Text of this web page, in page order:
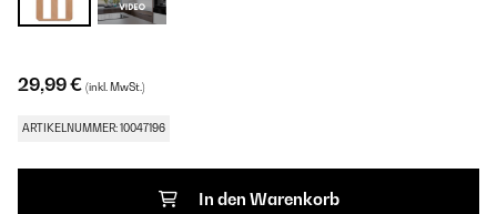
29,99 € (inkl. MwSt.)
ARTIKELNUMMER: 10047196
In den Warenkorb